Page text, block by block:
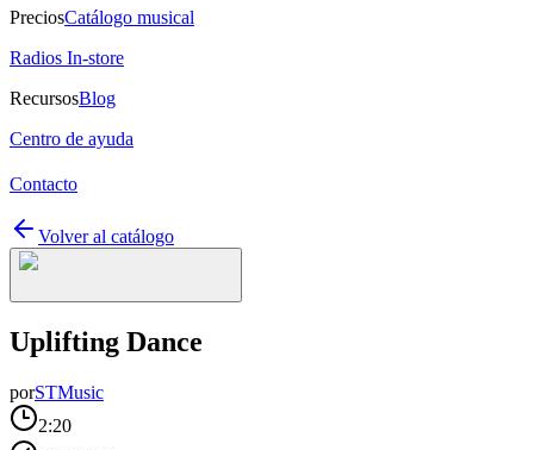
PreciosCatálogo musical
Radios In-store
RecursosBlog
Centro de ayuda
Contacto
Volver al catálogo
Uplifting Dance
porSTMusic
2:20